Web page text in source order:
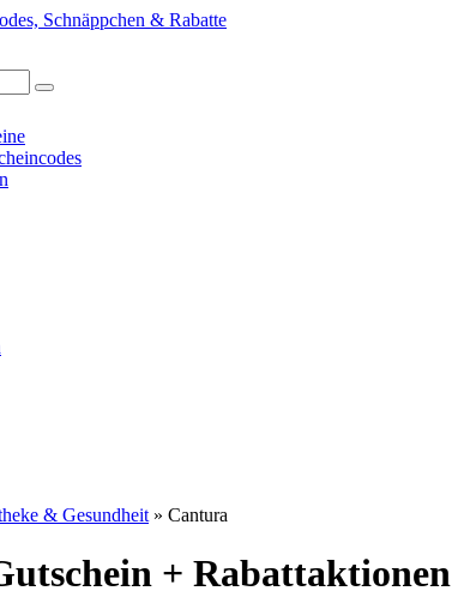
& Gesundheit » Cantura
+ Rabattaktionen